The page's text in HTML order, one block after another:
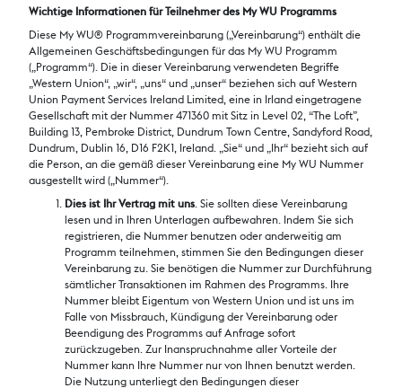
Wichtige Informationen für Teilnehmer des My WU Programms
Diese My WU® Programmvereinbarung („Vereinbarung“) enthält die
Allgemeinen Geschäftsbedingungen für das My WU Programm
(„Programm“). Die in dieser Vereinbarung verwendeten Begriffe
„Western Union“, „wir“, „uns“ und „unser“ beziehen sich auf Western
Union Payment Services Ireland Limited, eine in Irland eingetragene
Gesellschaft mit der Nummer 471360 mit Sitz in Level 02, “The Loft”,
Building 13, Pembroke District, Dundrum Town Centre, Sandyford Road,
Dundrum, Dublin 16, D16 F2K1, Ireland. „Sie“ und „Ihr“ bezieht sich auf
die Person, an die gemäß dieser Vereinbarung eine My WU Nummer
ausgestellt wird („Nummer“).
Dies ist Ihr Vertrag mit uns . Sie sollten diese Vereinbarung
lesen und in Ihren Unterlagen aufbewahren. Indem Sie sich
registrieren, die Nummer benutzen oder anderweitig am
Programm teilnehmen, stimmen Sie den Bedingungen dieser
Vereinbarung zu. Sie benötigen die Nummer zur Durchführung
sämtlicher Transaktionen im Rahmen des Programms. Ihre
Nummer bleibt Eigentum von Western Union und ist uns im
Falle von Missbrauch, Kündigung der Vereinbarung oder
Beendigung des Programms auf Anfrage sofort
zurückzugeben. Zur Inanspruchnahme aller Vorteile der
Nummer kann Ihre Nummer nur von Ihnen benutzt werden.
Die Nutzung unterliegt den Bedingungen dieser